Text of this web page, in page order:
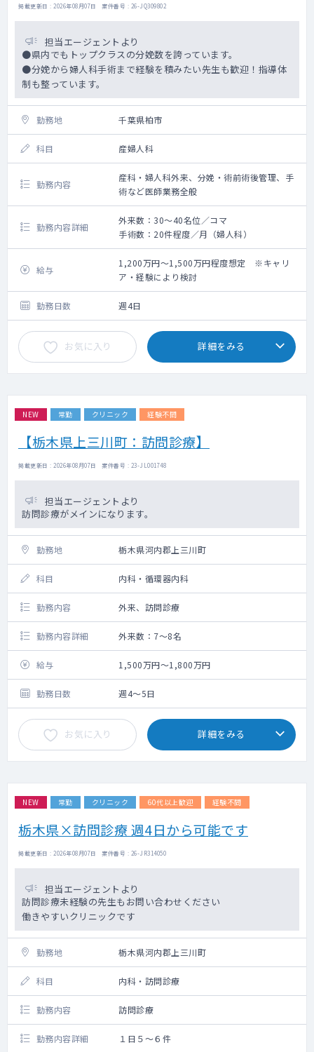
掲載更新日 : 2026年08月07日 案件番号 : 26-JQ309802
担当エージェントより
●県内でもトップクラスの分娩数を誇っています。
●分娩から婦人科手術まで経験を積みたい先生も歓迎！指導体
制も整っています。
勤務地 千葉県柏市
科目 産婦人科
勤務内容
産科・婦人科外来、分娩・術前術後管理、手
術など医師業務全般
勤務内容詳細
外来数：30～40名位／コマ
手術数：20件程度／月（婦人科）
給与
1,200万円～1,500万円程度想定 ※キャリ
ア・経験により検討
勤務日数 週4日
お気に入り 詳細をみる
NEW 常勤 クリニック 経験不問
【栃木県上三川町：訪問診療】
掲載更新日 : 2026年08月07日 案件番号 : 23-JL001748
担当エージェントより
訪問診療がメインになります。
勤務地 栃木県河内郡上三川町
科目 内科・循環器内科
勤務内容 外来、訪問診療
勤務内容詳細 外来数：7～8名
給与 1,500万円～1,800万円
勤務日数 週4～5日
お気に入り 詳細をみる
NEW 常勤 クリニック 60代以上歓迎 経験不問
栃木県×訪問診療 週4日から可能です
掲載更新日 : 2026年08月07日 案件番号 : 26-JR314050
担当エージェントより
訪問診療未経験の先生もお問い合わせください
働きやすいクリニックです
勤務地 栃木県河内郡上三川町
科目 内科・訪問診療
勤務内容 訪問診療
勤務内容詳細 １日５～６件